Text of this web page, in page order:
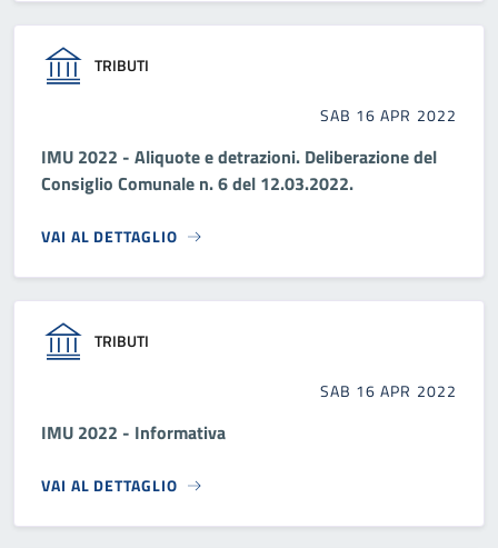
TRIBUTI
SAB 16 APR 2022
IMU 2022 - Aliquote e detrazioni. Deliberazione del
Consiglio Comunale n. 6 del 12.03.2022.
VAI AL DETTAGLIO
TRIBUTI
SAB 16 APR 2022
IMU 2022 - Informativa
VAI AL DETTAGLIO